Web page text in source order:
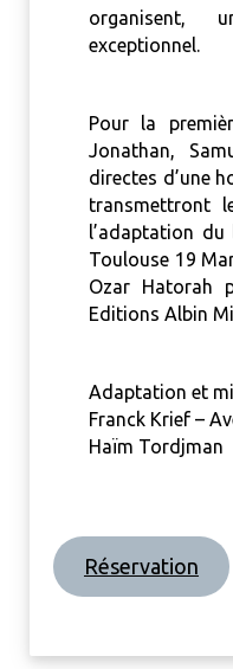
organisent,
exceptionnel.
Pour la
Jonathan,
directes d’une
transmettront
l’adaptation
Toulouse 19
Ozar Hatorah
Editions Albin
Adaptation et
Franck Krief –
Haïm Tordjman
Réservation